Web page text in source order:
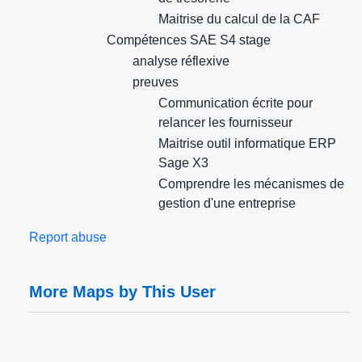
Maitrise du calcul de la CAF
Compétences SAE S4 stage
analyse réflexive
preuves
Communication écrite pour
relancer les fournisseur
Maitrise outil informatique ERP
Sage X3
Comprendre les mécanismes de
gestion d'une entreprise
Report abuse
More Maps by This User